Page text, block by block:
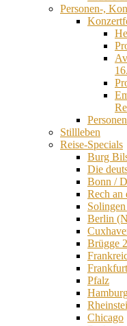
Personen-,
Stillleben
Reise-Specials
Burg
Die
Bonn /
Rech an
Berlin
Brügge
Pfalz
Chicago